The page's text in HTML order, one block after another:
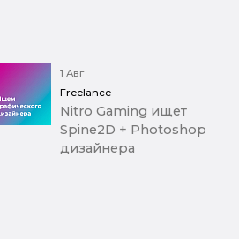
1 Авг
Freelance
Nitro Gaming ищет
Spine2D + Photoshop
дизайнера